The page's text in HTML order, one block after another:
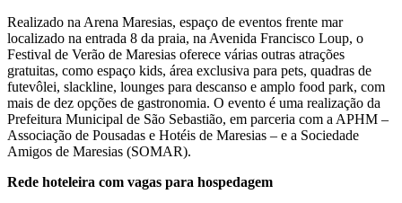
Realizado na Arena Maresias, espaço de eventos frente mar
localizado na entrada 8 da praia, na Avenida Francisco Loup, o
Festival de Verão de Maresias oferece várias outras atrações
gratuitas, como espaço kids, área exclusiva para pets, quadras de
futevôlei, slackline, lounges para descanso e amplo food park, com
mais de dez opções de gastronomia. O evento é uma realização da
Prefeitura Municipal de São Sebastião, em parceria com a APHM –
Associação de Pousadas e Hotéis de Maresias – e a Sociedade
Amigos de Maresias (SOMAR).
Rede hoteleira com vagas para hospedagem